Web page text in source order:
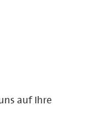
auf Ihre